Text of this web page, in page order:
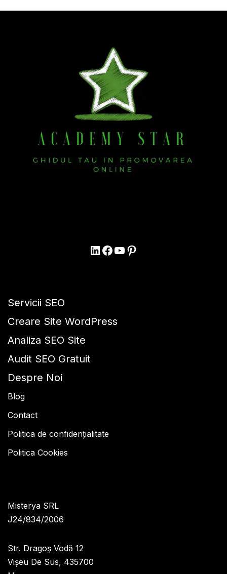
Servicii SEO
Creare Site WordPress
Analiza SEO Site
Audit SEO Gratuit
Despre Noi
Blog
Contact
Politica de confidențialitate
Politica Cookies
Misterya SRL
J24/834/2006
Str. Dragoș Vodă 12
Vișeu De Sus, 435700